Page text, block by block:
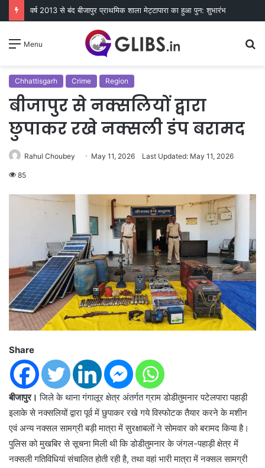
वर्ष 2013 से बंद बीजापुर प्राथमिक शाला मेट्टापारा का हुआ पुन: शुभारंभ
Menu
Chhattisgarh Crime Region
बीजापुर से नक्सलियों द्वारा
छुपाकर रखे नक्सली डंप बरामद
Rahul Choubey May 11, 2026 Last Updated: May 11, 2026
85
Share
बीजापुर। जिले के थाना गंगालूर क्षेत्र अंतर्गत ग्राम डोडीतुमनार पटेलपारा पहाड़ी
इलाके से नक्सलियों द्वारा पूर्व में छुपाकर रखे गये विस्फोटक तैयार करने के मशीन
एवं अन्य नक्सल सामग्री बड़ी मात्रा में सुरक्षाबलों ने सोमवार को बरामद किया है।
पुलिस को मुखबिर से सूचना मिली थी कि डोडीतुमनार के जंगल-पहाड़ी क्षेत्र में
नक्सली गतिविधियां संचालित होती रही है, तथा वहां भारी मात्रा में नक्सल सामग्री